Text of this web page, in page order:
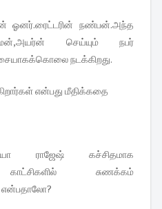
ஓனர்.ரைட்டரின் நண்பன்.அந்த
செய்யும் நபர்
நடக்கிறது.
என்பது மீதிக்கதை
ராஜேஷ் கச்சிதமாக
காட்சிகளில் சுணக்கம்
என்பதாலோ?